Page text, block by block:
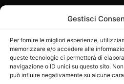
Gestisci
Per fornire le migliori esperienze,
memorizzare e/o accedere alle
queste tecnologie ci permetterà di
navigazione o ID unici su questo sito.
può influire negativamente su alcune
Sito gestito da La Digitale srl